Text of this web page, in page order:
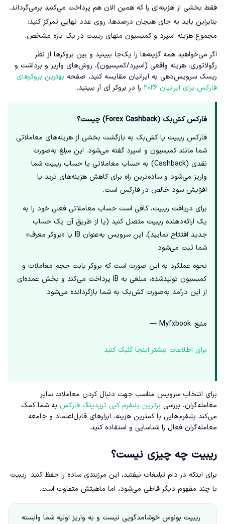
فقط بخشی از هزینه‌ای را که همین الان هم پرداخت می‌کنید برمی‌گرداند.
بنابراین باید به جای هیجان درصدها، روی عدد نهایی تمرکز کنید:
مجموع هزینه اسپرد و کمیسیون منهای ریبیت در یک بازه مشخص.
اگر می‌خواهید همه گزینه‌ها را یک‌جا ببینید و بین بروکرها از نظر
رگولاتوری، هزینه واقعی (اسپرد/کمیسیون)، روش‌های واریز و برداشت و
ریسک سرویس‌دهی به ایرانیان مقایسه کنید، صفحه بهترین بروکرهای
فارکس برای ایرانیان ۲۰۲۶
را در بروکر آی آر ببینید.
فارکس کش‌بک (Forex Cashback) چیست؟
فارکس ریبیت یا کش‌بک به بازگشت بخشی از هزینه‌های معاملاتی
شما مانند کمیسیون و اسپرد گفته می‌شود. این مبلغ به‌صورت
نقدی (Cashback) به حساب معاملاتی یا حساب ریبیت شما
واریز می‌شود و ساده‌ترین راه برای کاهش هزینه‌های ترید یا
افزایش سود خالص در فارکس است.
برای دریافت ریبیت، کافی است حساب معاملاتی فعلی خود را به
یک ارائه‌دهنده ریبیت متصل کنید (یا از طریق آن یک حساب
جدید افتتاح نمایید). این سرویس به‌عنوان IB یا «بروکر معرف»
شما ثبت می‌شود.
نحوه عملکرد به این صورت است که بروکر بابت حجم معاملات و
کمیسیون تولیدشده، مبلغی به IB پرداخت می‌کند و بخش عمده‌ای
از این درآمد به‌صورت کش‌بک به شما بازگردانده می‌شود.
منبع: Myfxbook —
برای اطلاعات بیشتر اینجا کلیک کنید
برای انتخاب سرویس مناسب جهت دنبال کردن معاملات سایر
معامله‌گران، بررسی برترین پلتفرم کپی تریدینگ فارکس به شما کمک
می‌کند پلتفرم‌هایی با کمترین هزینه، ابزارهای قابل‌اعتماد و جامعه
معامله‌گران فعال را شناسایی و استفاده کنید.
ریبیت چه چیزی نیست؟
برای اینکه در دام تبلیغات نیفتید، این مرزبندی ساده را حفظ کنید. ریبیت
با چند مفهوم دیگر قاطی می‌شود، اما ماهیتش متفاوت است.
ریبیت بونوس خوشامدگویی نیست و به واریز اولیه شما وابسته